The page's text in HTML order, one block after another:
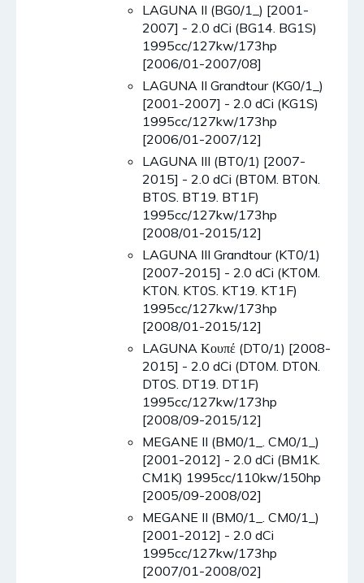
LAGUNA II (BG0/1_) [2001-
2007] - 2.0 dCi (BG14. BG1S)
1995cc/127kw/173hp
[2006/01-2007/08]
LAGUNA II Grandtour (KG0/1_)
[2001-2007] - 2.0 dCi (KG1S)
1995cc/127kw/173hp
[2006/01-2007/12]
LAGUNA III (BT0/1) [2007-
2015] - 2.0 dCi (BT0M. BT0N.
BT0S. BT19. BT1F)
1995cc/127kw/173hp
[2008/01-2015/12]
LAGUNA III Grandtour (KT0/1)
[2007-2015] - 2.0 dCi (KT0M.
KT0N. KT0S. KT19. KT1F)
1995cc/127kw/173hp
[2008/01-2015/12]
LAGUNA Κουπέ (DT0/1) [2008-
2015] - 2.0 dCi (DT0M. DT0N.
DT0S. DT19. DT1F)
1995cc/127kw/173hp
[2008/09-2015/12]
MEGANE II (BM0/1_. CM0/1_)
[2001-2012] - 2.0 dCi (BM1K.
CM1K) 1995cc/110kw/150hp
[2005/09-2008/02]
MEGANE II (BM0/1_. CM0/1_)
[2001-2012] - 2.0 dCi
1995cc/127kw/173hp
[2007/01-2008/02]